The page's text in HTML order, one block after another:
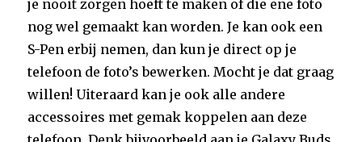
je nooit zorgen hoeft te maken of die ene foto
nog wel gemaakt kan worden. Je kan ook een
S-Pen erbij nemen, dan kun je direct op je
telefoon de foto’s bewerken. Mocht je dat graag
willen! Uiteraard kan je ook alle andere
accessoires met gemak koppelen aan deze